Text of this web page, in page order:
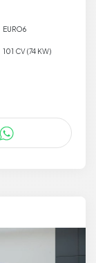
EURO6
101 CV (74 KW)